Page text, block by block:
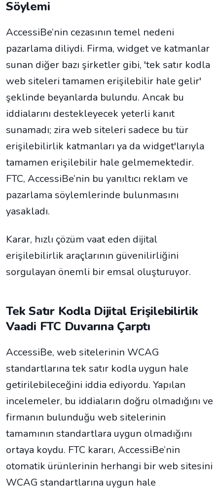
Söylemi
AccessiBe’nin cezasının temel nedeni
pazarlama diliydi. Firma, widget ve katmanlar
sunan diğer bazı şirketler gibi, 'tek satır kodla
web siteleri tamamen erişilebilir hale gelir'
şeklinde beyanlarda bulundu. Ancak bu
iddialarını destekleyecek yeterli kanıt
sunamadı; zira web siteleri sadece bu tür
erişilebilirlik katmanları ya da widget'larıyla
tamamen erişilebilir hale gelmemektedir.
FTC, AccessiBe’nin bu yanıltıcı reklam ve
pazarlama söylemlerinde bulunmasını
yasakladı.
Karar, hızlı çözüm vaat eden dijital
erişilebilirlik araçlarının güvenilirliğini
sorgulayan önemli bir emsal oluşturuyor.
Tek Satır Kodla Dijital Erişilebilirlik
Vaadi FTC Duvarına Çarptı
AccessiBe, web sitelerinin WCAG
standartlarına tek satır kodla uygun hale
getirilebileceğini iddia ediyordu. Yapılan
incelemeler, bu iddiaların doğru olmadığını ve
firmanın bulunduğu web sitelerinin
tamamının standartlara uygun olmadığını
ortaya koydu. FTC kararı, AccessiBe’nin
otomatik ürünlerinin herhangi bir web sitesini
WCAG standartlarına uygun hale